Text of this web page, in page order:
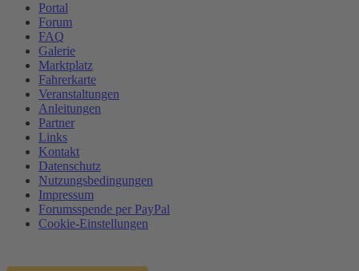
Portal
Forum
FAQ
Galerie
Marktplatz
Fahrerkarte
Veranstaltungen
Anleitungen
Partner
Links
Kontakt
Datenschutz
Nutzungsbedingungen
Impressum
Forumsspende per PayPal
Cookie-Einstellungen